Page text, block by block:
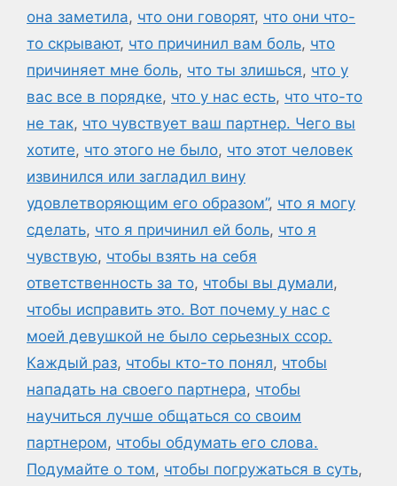
она заметила, что они говорят, что они что-
то скрывают, что причинил вам боль, что
причиняет мне боль, что ты злишься, что у
вас все в порядке, что у нас есть, что что-то
не так, что чувствует ваш партнер. Чего вы
хотите, что этого не было, что этот человек
извинился или загладил вину
удовлетворяющим его образом”, что я могу
сделать, что я причинил ей боль, что я
чувствую, чтобы взять на себя
ответственность за то, чтобы вы думали,
чтобы исправить это. Вот почему у нас с
моей девушкой не было серьезных ссор.
Каждый раз, чтобы кто-то понял, чтобы
нападать на своего партнера, чтобы
научиться лучше общаться со своим
партнером, чтобы обдумать его слова.
Подумайте о том, чтобы погружаться в суть,